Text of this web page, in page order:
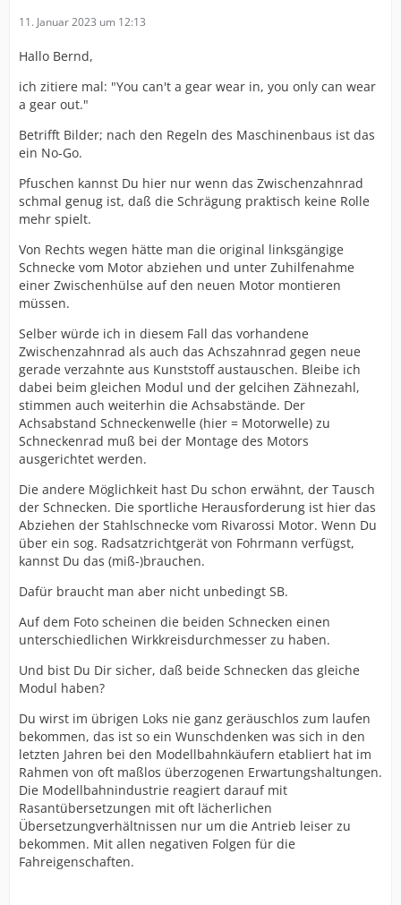
11. Januar 2023 um 12:13
Hallo Bernd,
ich zitiere mal: "You can't a gear wear in, you only can wear
a gear out."
Betrifft Bilder; nach den Regeln des Maschinenbaus ist das
ein No-Go.
Pfuschen kannst Du hier nur wenn das Zwischenzahnrad
schmal genug ist, daß die Schrägung praktisch keine Rolle
mehr spielt.
Von Rechts wegen hätte man die original linksgängige
Schnecke vom Motor abziehen und unter Zuhilfenahme
einer Zwischenhülse auf den neuen Motor montieren
müssen.
Selber würde ich in diesem Fall das vorhandene
Zwischenzahnrad als auch das Achszahnrad gegen neue
gerade verzahnte aus Kunststoff austauschen. Bleibe ich
dabei beim gleichen Modul und der gelcihen Zähnezahl,
stimmen auch weiterhin die Achsabstände. Der
Achsabstand Schneckenwelle (hier = Motorwelle) zu
Schneckenrad muß bei der Montage des Motors
ausgerichtet werden.
Die andere Möglichkeit hast Du schon erwähnt, der Tausch
der Schnecken. Die sportliche Herausforderung ist hier das
Abziehen der Stahlschnecke vom Rivarossi Motor. Wenn Du
über ein sog. Radsatzrichtgerät von Fohrmann verfügst,
kannst Du das (miß-)brauchen.
Dafür braucht man aber nicht unbedingt SB.
Auf dem Foto scheinen die beiden Schnecken einen
unterschiedlichen Wirkkreisdurchmesser zu haben.
Und bist Du Dir sicher, daß beide Schnecken das gleiche
Modul haben?
Du wirst im übrigen Loks nie ganz geräuschlos zum laufen
bekommen, das ist so ein Wunschdenken was sich in den
letzten Jahren bei den Modellbahnkäufern etabliert hat im
Rahmen von oft maßlos überzogenen Erwartungshaltungen.
Die Modellbahnindustrie reagiert darauf mit
Rasantübersetzungen mit oft lächerlichen
Übersetzungverhältnissen nur um die Antrieb leiser zu
bekommen. Mit allen negativen Folgen für die
Fahreigenschaften.